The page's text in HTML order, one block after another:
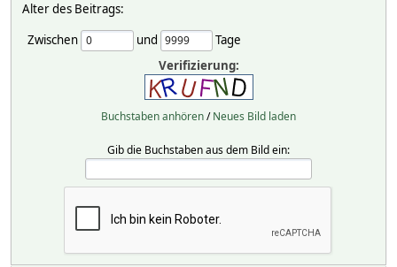
Alter des Beitrags:
Zwischen
und
Tage
Verifizierung:
Buchstaben anhören/Neues Bild laden
Gib die Buchstaben aus dem Bild ein: